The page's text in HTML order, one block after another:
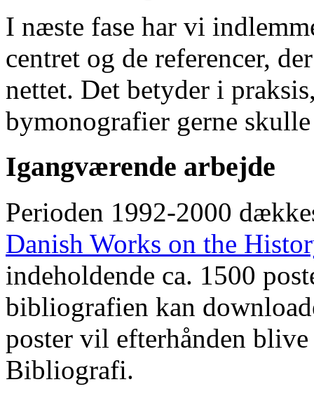
I næste fase har vi
centret og de referencer,
nettet. Det betyder i
bymonografier gerne
Igangværende arbejde
Perioden 1992-2000
Danish Works on the
indeholdende ca. 1500
bibliografien kan
poster vil efterhånden
Bibliografi.